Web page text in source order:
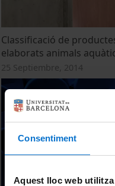
Consentiment
Aquest lloc web utilitza
Classificació de
elaborats animals
25 Septiembre, 2014